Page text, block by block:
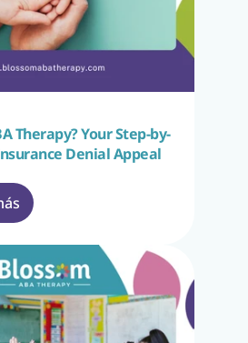
Therapy? Your Step-by-
Denial Appeal